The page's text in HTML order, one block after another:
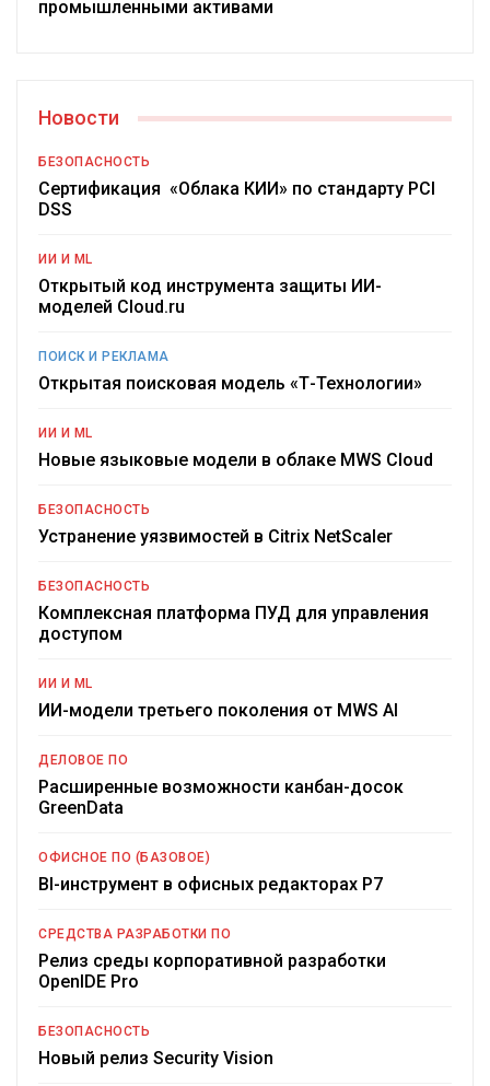
промышленными активами
Новости
БЕЗОПАСНОСТЬ
Сертификация «Облака КИИ» по стандарту PCI
DSS
ИИ И ML
Открытый код инструмента защиты ИИ-
моделей Cloud.ru
ПОИСК И РЕКЛАМА
Открытая поисковая модель «Т-Технологии»
ИИ И ML
Новые языковые модели в облаке MWS Cloud
БЕЗОПАСНОСТЬ
Устранение уязвимостей в Citrix NetScaler
БЕЗОПАСНОСТЬ
Комплексная платформа ПУД для управления
доступом
ИИ И ML
ИИ-модели третьего поколения от MWS AI
ДЕЛОВОЕ ПО
Расширенные возможности канбан-досок
GreenData
ОФИСНОЕ ПО (БАЗОВОЕ)
BI-инструмент в офисных редакторах Р7
СРЕДСТВА РАЗРАБОТКИ ПО
Релиз среды корпоративной разработки
OpenIDE Pro
БЕЗОПАСНОСТЬ
Новый релиз Security Vision